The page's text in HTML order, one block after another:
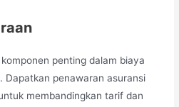
penting dalam biaya
Dapatkan penawaran asuransi
membandingkan tarif dan